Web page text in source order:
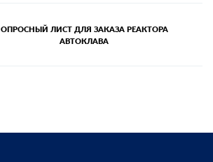
ОПРОСНЫЙ ЛИСТ ДЛЯ ЗАКАЗА РЕАКТОРА
АВТОКЛАВА